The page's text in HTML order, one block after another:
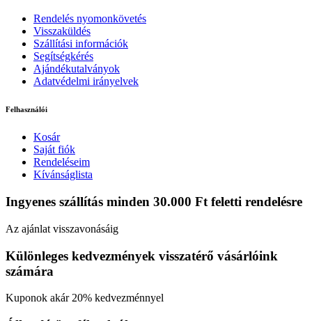
Rendelés nyomonkövetés
Visszaküldés
Szállítási információk
Segítségkérés
Ajándékutalványok
Adatvédelmi irányelvek
Felhasználói
Kosár
Saját fiók
Rendeléseim
Kívánságlista
Ingyenes szállítás minden 30.000 Ft feletti rendelésre
Az ajánlat visszavonásáig
Különleges kedvezmények visszatérő vásárlóink
számára
Kuponok akár 20% kedvezménnyel